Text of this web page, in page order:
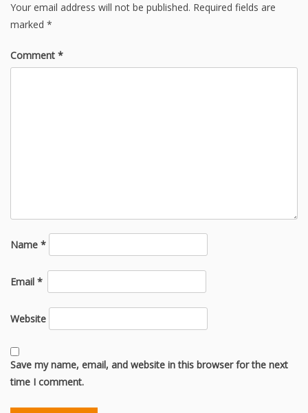
Your email address will not be published. Required fields are
marked *
Comment *
Name *
Email *
Website
Save my name, email, and website in this browser for the next
time I comment.